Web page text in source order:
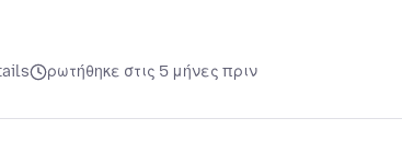
ρωτήθηκε στις 5 μήνες πριν